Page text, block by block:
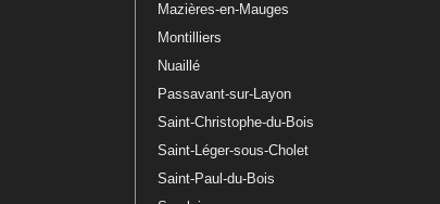
Mazières-en-Mauges
Montilliers
Nuaillé
Passavant-sur-Layon
Saint-Christophe-du-Bois
Saint-Léger-sous-Cholet
Saint-Paul-du-Bois